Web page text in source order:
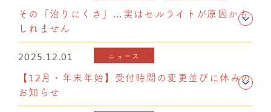
その「治りにくさ」…実はセルライトが原因かも
しれません
2025.12.01 ニュース
【12月・年末年始】受付時間の変更並びに休みの
お知らせ